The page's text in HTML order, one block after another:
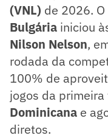
(VNL) de 2026.
Bulgária iniciou
Nilson Nelson,
rodada da
100% de
jogos da primeira
Dominicana e
diretos.